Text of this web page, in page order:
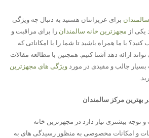
برای عزیزانتان هستید به دنبال چه ویژگی
یکی از مجهزترین خانه سالمندان را برای مراقبت و
با ما همراه باشید تا شما را با امکاناتی که
ارائه دهد آشنا کنیم. همچنین با مطالعه مقالات
بسیار جالب و مفیدی در مورد ویژگی های مجهزترین
بهترین مرکز سالمندان
توجه بیشتری نیاز دارد در مجهزترین خانه
و امکانات مخصوصی به منظور رسیدگی های به